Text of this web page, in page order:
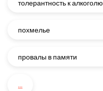
толерантность к алкоголю
похмелье
провалы в памяти
...